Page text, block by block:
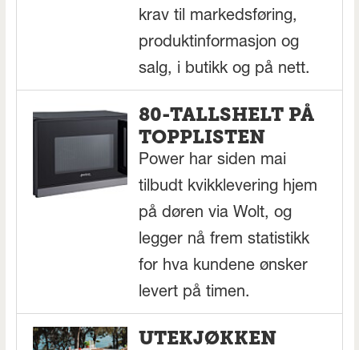
krav til markedsføring,
produktinformasjon og
salg, i butikk og på nett.
80-TALLSHELT PÅ
TOPPLISTEN
Power har siden mai
tilbudt kvikklevering hjem
på døren via Wolt, og
legger nå frem statistikk
for hva kundene ønsker
levert på timen.
UTEKJØKKEN